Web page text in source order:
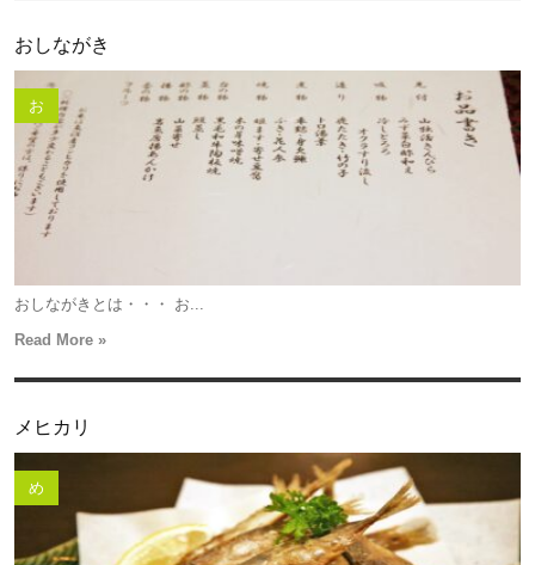
おしながき
お
おしながきとは・・・ お...
Read More »
メヒカリ
め